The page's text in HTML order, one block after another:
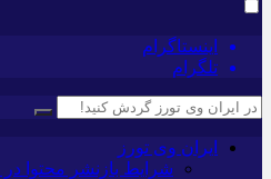
اینستاگرام
تلگرام
ایران وی تورز
شرایط بازنشر محتوا در